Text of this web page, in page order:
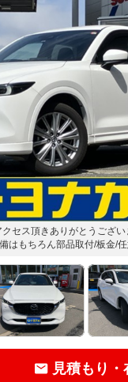
セス頂きありがとうござ
はもちろん部品取付/板金/任
見積もり・